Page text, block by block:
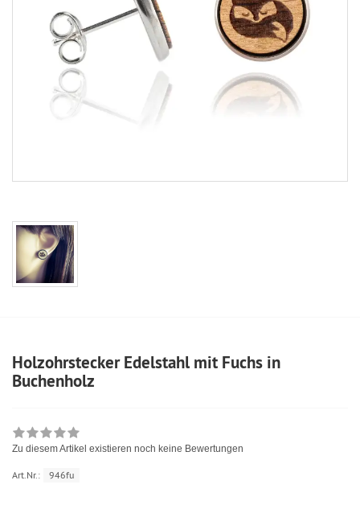
Holzohrstecker Edelstahl mit Fuchs in
Buchenholz
Zu diesem Artikel existieren noch keine Bewertungen
Art.Nr.: 946fu